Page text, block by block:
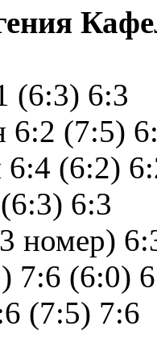
(6:3) 6:3
6:2 (7:5)
6:4 (6:2)
6:3
номер)
7:6 (6:0)
(7:5) 7:6